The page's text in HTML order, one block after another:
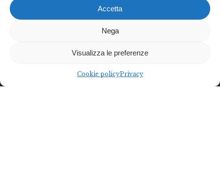
Accetta
Nega
Visualizza le preferenze
Cookie policyPrivacy